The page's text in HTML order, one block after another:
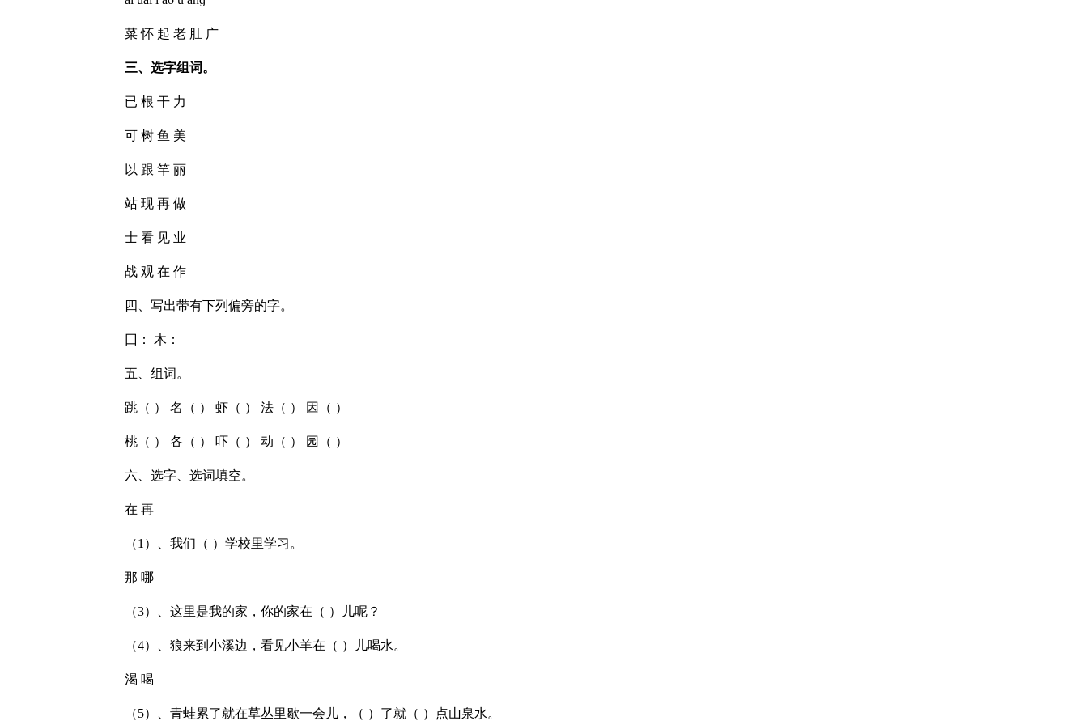
菜 怀 起 老 肚 广
三、选字组词。
已 根 干 力
可 树 鱼 美
以 跟 竿 丽
站 现 再 做
士 看 见 业
战 观 在 作
四、写出带有下列偏旁的字。
囗： 木：
五、组词。
跳（ ） 名（ ） 虾（ ） 法（ ） 因（ ）
桃（ ） 各（ ） 吓（ ） 动（ ） 园（ ）
六、选字、选词填空。
在 再
（1）、我们（ ）学校里学习。
那 哪
（3）、这里是我的家，你的家在（ ）儿呢？
（4）、狼来到小溪边，看见小羊在（ ）儿喝水。
渴 喝
（5）、青蛙累了就在草丛里歇一会儿，（ ）了就（ ）点山泉水。